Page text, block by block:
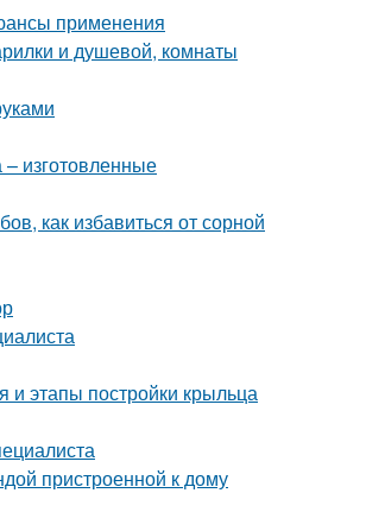
применения
и душевой, комнаты
изготовленные
как избавиться от сорной
этапы постройки крыльца
пристроенной к дому